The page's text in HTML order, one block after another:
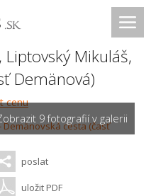
, Liptovský Mikuláš,
Demänová)
cenu
9 fotografií v galerii
poslat
uložit PDF